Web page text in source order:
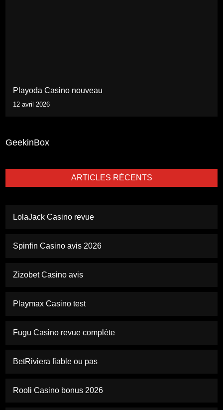
Playoda Casino nouveau
12 avril 2026
GeekinBox
ARTICLES RÉCENTS
LolaJack Casino revue
Spinfin Casino avis 2026
Zizobet Casino avis
Playmax Casino test
Fugu Casino revue complète
BetRiviera fiable ou pas
Rooli Casino bonus 2026